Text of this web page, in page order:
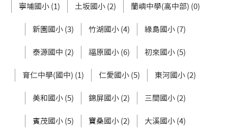
寧埔國小 (1) 土坂國小 (2) 蘭嶼中學(高中部) (0)
新園國小 (3) 竹湖國小 (4) 綠島國小 (7)
泰源國中 (2) 福原國小 (6) 初來國小 (5)
育仁中學(國中) (1) 仁愛國小 (5) 東河國小 (2)
美和國小 (5) 錦屏國小 (2) 三間國小 (2)
賓茂國小 (5) 寶桑國小 (2) 大溪國小 (4)